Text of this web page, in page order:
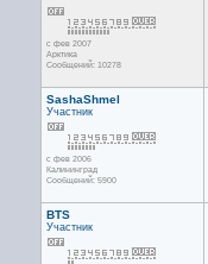
с фев 2007
Арктика
Сообщений: 10278
SashaShmel
Участник
с фев 2006
Калининград
Сообщений: 5900
BTS
Участник